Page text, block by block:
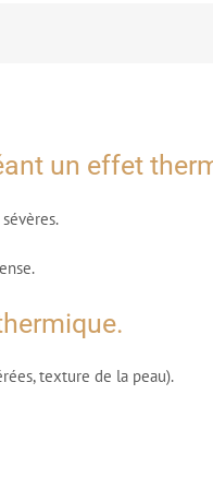
un effet
texture de la peau).